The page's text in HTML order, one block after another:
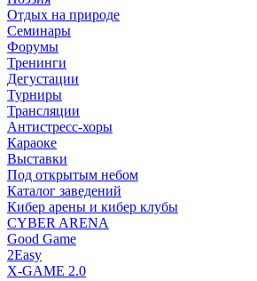
Отдых на природе
Семинары
Форумы
Тренинги
Дегустации
Турниры
Трансляции
Антистресс-хоры
Караоке
Выставки
Под открытым небом
Каталог заведений
Кибер арены и кибер клубы
CYBER ARENA
Good Game
2Easy
X-GAME 2.0